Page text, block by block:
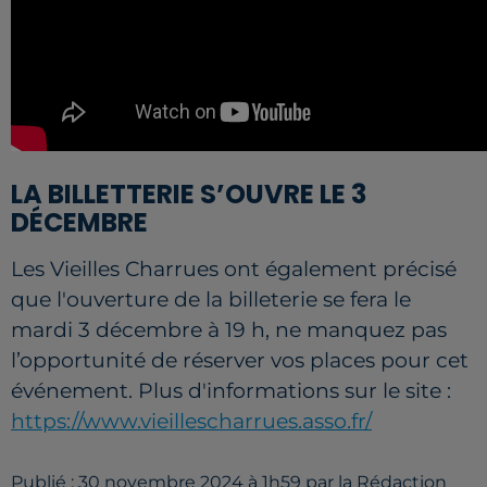
LA BILLETTERIE S’OUVRE LE 3
DÉCEMBRE
Les Vieilles Charrues ont également précisé
que l'ouverture de la billeterie se fera le
mardi 3 décembre à 19 h, ne manquez pas
l’opportunité de réserver vos places pour cet
événement. Plus d'informations sur le site :
https://www.vieillescharrues.asso.fr/
Publié : 30 novembre 2024 à 1h59 par la Rédaction